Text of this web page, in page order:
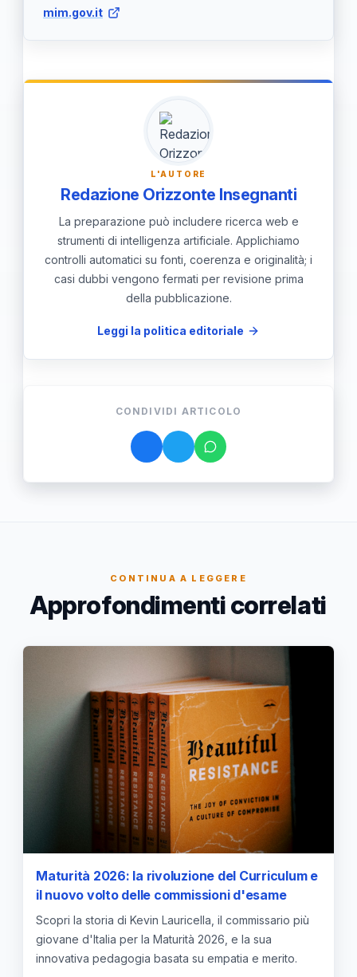
consapevolezza del cittadino su temi
necessario. Per gli studenti, ciò
studiare per un'estrazione casuale di
mim.gov.it
L'AUTORE
Redazione Orizzonte Insegnanti
La preparazione può includere ricerca web e
strumenti di intelligenza artificiale. Applichiamo
controlli automatici su fonti, coerenza e originalità; i
casi dubbi vengono fermati per revisione prima
della pubblicazione.
Leggi la politica editoriale
CONDIVIDI ARTICOLO
CONTINUA A LEGGERE
Approfondimenti correlati
Maturità 2026: la rivoluzione del Curriculum e
il nuovo volto delle commissioni d'esame
Scopri la storia di Kevin Lauricella, il commissario più
giovane d'Italia per la Maturità 2026, e la sua
innovativa pedagogia basata su empatia e merito.